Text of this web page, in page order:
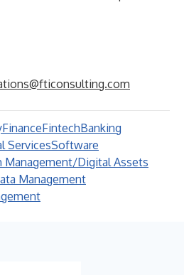
FinanceFintechBanking
ServicesSoftware
Management/Digital Assets
Management